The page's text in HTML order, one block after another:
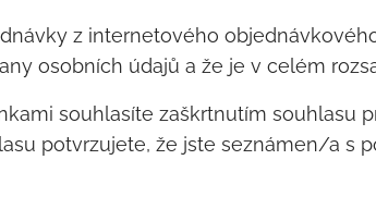
z internetového
osobních údajů a že je v celém
souhlasíte zaškrtnutím souhlasu
potvrzujete, že jste seznámen/a s